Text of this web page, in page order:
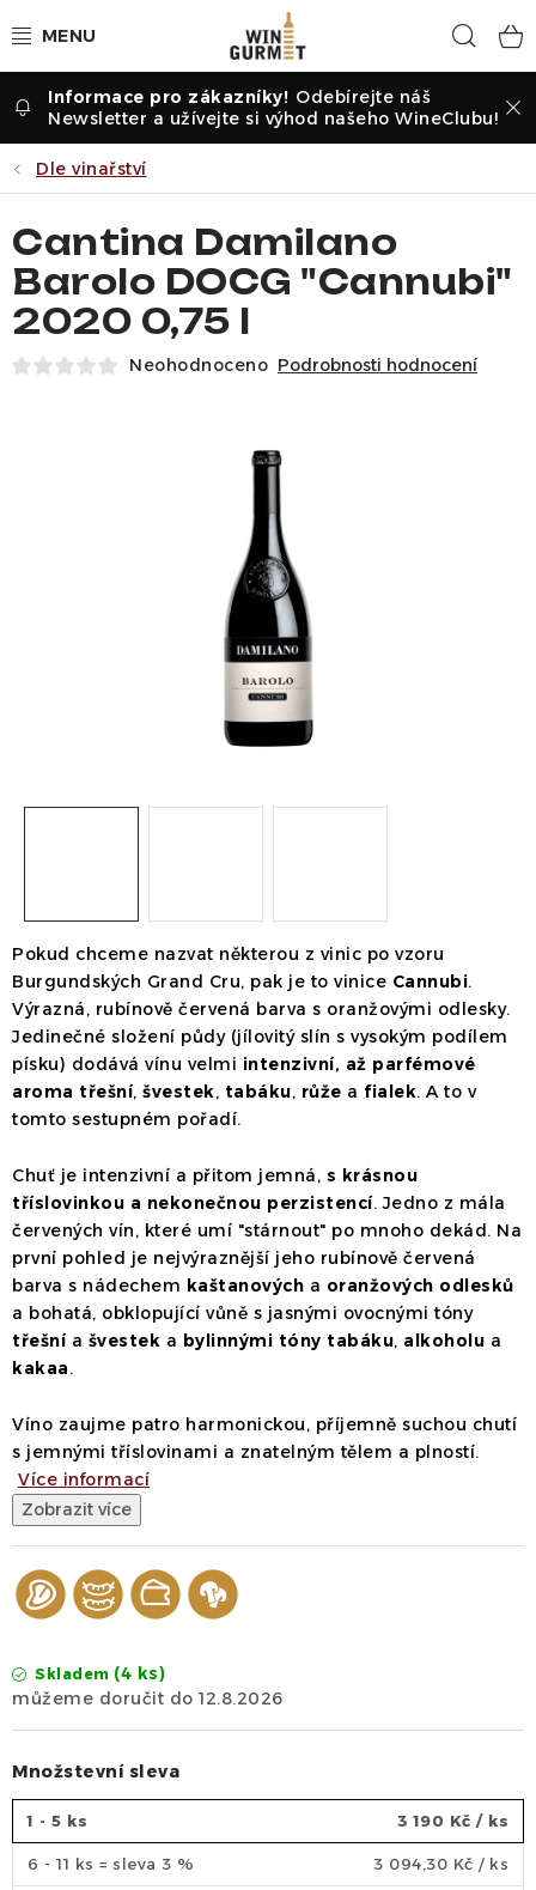
na
Vína dle druhu
Vína dle příležitosti
Dle vinařství
Vína dle země
Kontakty
Vinné zážitky
Odebírejte náš
Newsletter a užívejte si výhod našeho WineClubu!
Dle vinařství
Pokud chceme nazvat některou z vinic po vzoru
Burgundských Grand Cru, pak je to vinice Cannubi.
Výrazná, rubínově červená barva s oranžovými odlesky.
Jedinečné složení půdy (jílovitý slín s vysokým podílem
písku) dodává vínu velmi intenzivní, až parfémové
aroma třešní, švestek, tabáku, růže a fialek. A to v
tomto sestupném pořadí.
Chuť je intenzivní a přitom jemná, s krásnou
tříslovinkou a nekonečnou perzistencí. Jedno z mála
červených vín, které umí "stárnout" po mnoho dekád. Na
první pohled je nejvýraznější jeho rubínově červená
barva s nádechem kaštanových a oranžových odlesků
a bohatá, obklopující vůně s jasnými ovocnými tóny
třešnía švestek a bylinnými tóny tabáku, alkoholu a
kakaa.
Víno zaujme patro harmonickou, příjemně suchou chutí
s jemnými tříslovinami a znatelným tělem a plností.
Více informací
Zobrazit více
Skladem (4 ks)
12.8.2026
Množstevní sleva
1 - 5 ks 3 190 Kč / ks
6 - 11 ks = sleva 3 % 3 094,30 Kč / ks
Cantina Damilano
Barolo DOCG "Cannubi"
2020 0,75 l
Neohodnoceno Podrobnosti hodnocení